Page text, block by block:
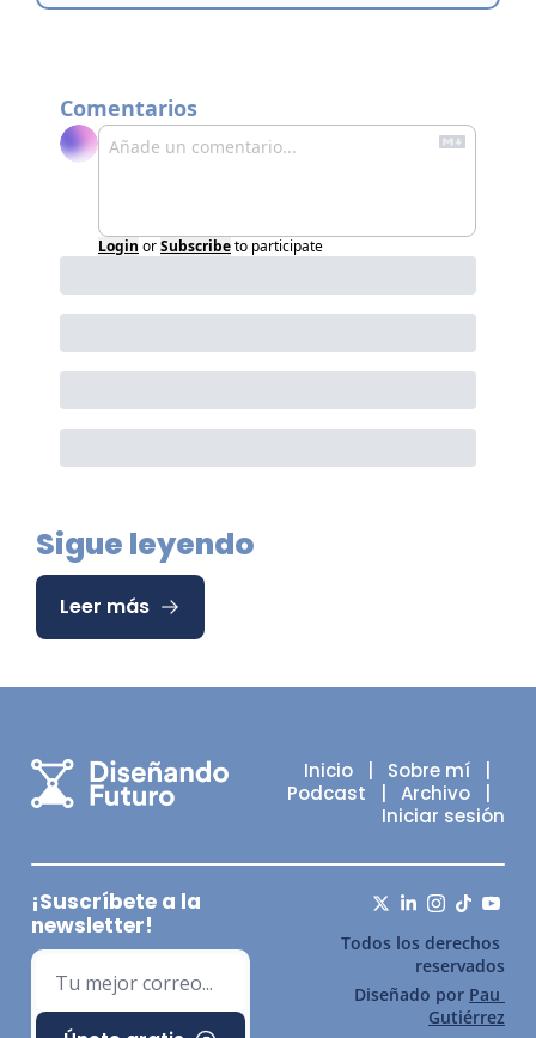
Comentarios
Login orSubscribeto participate
Sigue leyendo
Leer más
Inicio
   |
Sobre mí
   |
Podcast
   |
Archivo
   |
Iniciar sesión
¡Suscríbete a la
newsletter!
Todos los derechos
reservados
Diseñado por Pau
Gutiérrez